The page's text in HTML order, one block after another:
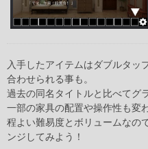
入手したアイテムはダブルタッ
合わせられる事も。
過去の同名タイトルと比べてグ
一部の家具の配置や操作性も変
程よい難易度とボリュームなの
ンジしてみよう！